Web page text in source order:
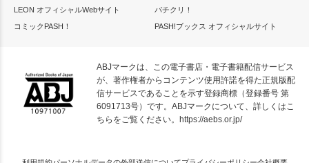
LEON オフィシャルWebサイト
パチクリ！
コミックPASH！
PASH!ブックス オフィシャルサイト
ABJマークは、この電子書店・電子書籍配信サービス
が、著作権者からコンテンツ使用許諾を得た正規版配
信サービスであることを示す登録商標（登録番号 第
6091713号）です。ABJマークについて、詳しくはこ
ちらをご覧ください。
https://aebs.or.jp/